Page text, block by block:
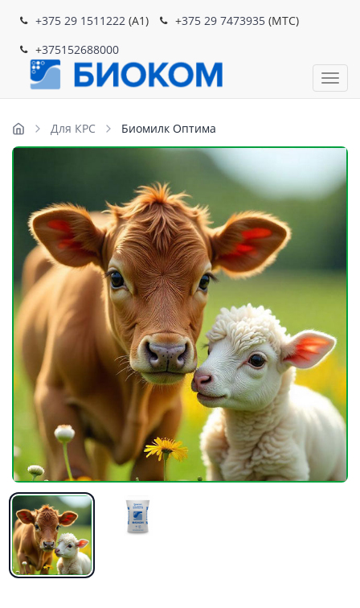
+375 29 1511222 (A1) +375 29 7473935 (MTC)
+375152688000
Для КРС Биомилк Оптима